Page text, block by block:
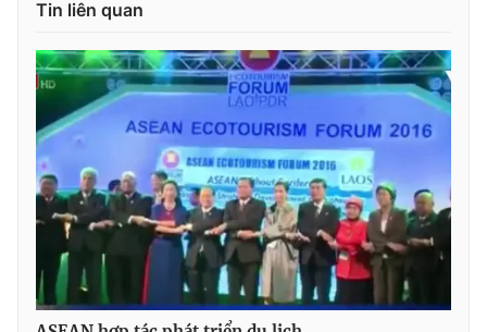
Thị trường
Tư vấn
Lịch phát sóng
Chuyên mục khác
Emagazine Podcast
Photo Infographic
Video Shorts video
VTV Money VTV Thể thao
Tin liên quan